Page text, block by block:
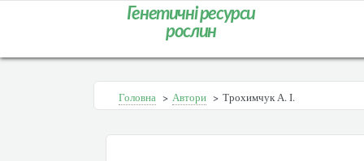
Генетичні ресурси
рослин
Головна > Автори > Трохимчук А. І.